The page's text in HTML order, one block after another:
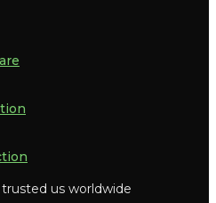
trusted us worldwide